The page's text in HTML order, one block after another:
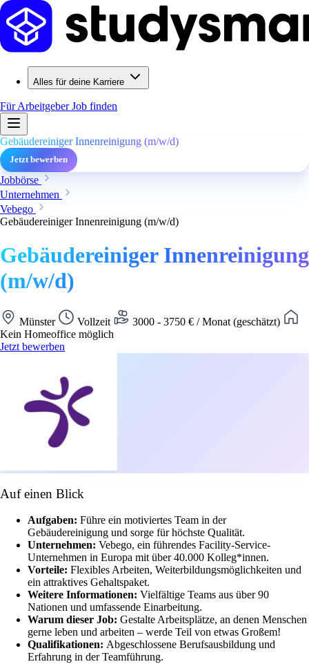
Alles für deine Karriere
Für ArbeitgeberJob finden
Gebäudereiniger Innenreinigung (m/w/d)
Jetzt bewerben
Jobbörse
Unternehmen
Vebego
Gebäudereiniger Innenreinigung (m/w/d)
Gebäudereiniger Innenreinigung
(m/w/d)
Münster Vollzeit
3000 - 3750 € / Monat (geschätzt)
Kein Homeoffice möglich
Jetzt bewerben
Auf einen Blick
Aufgaben: Führe ein motiviertes Team in der
Gebäudereinigung und sorge für höchste Qualität.
Unternehmen: Vebego, ein führendes Facility-Service-
Unternehmen in Europa mit über 40.000 Kolleg*innen.
Vorteile: Flexibles Arbeiten, Weiterbildungsmöglichkeiten und
ein attraktives Gehaltspaket.
Weitere Informationen: Vielfältige Teams aus über 90
Nationen und umfassende Einarbeitung.
Warum dieser Job: Gestalte Arbeitsplätze, an denen Menschen
gerne leben und arbeiten – werde Teil von etwas Großem!
Qualifikationen: Abgeschlossene Berufsausbildung und
Erfahrung in der Teamführung.